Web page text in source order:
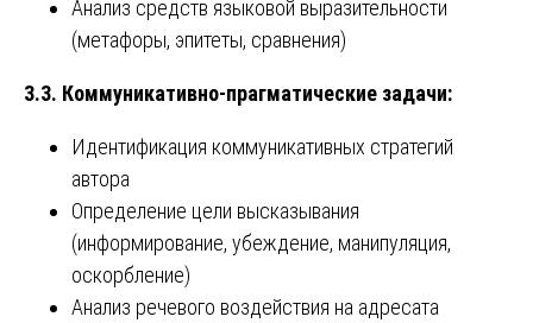
Анализ средств языковой выразительности
(метафоры, эпитеты, сравнения)
3.3. Коммуникативно-прагматические задачи:
Идентификация коммуникативных стратегий
автора
Определение цели высказывания
(информирование, убеждение, манипуляция,
оскорбление)
Анализ речевого воздействия на адресата